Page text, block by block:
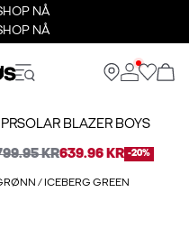
NÅ
NÅ
BLAZER BOYS
KR639.96 KR -20%
/ ICEBERG GREEN